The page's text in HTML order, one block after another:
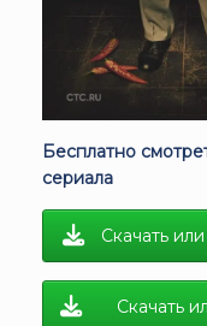
Бесплатно
сериала
Скачать
Скачать